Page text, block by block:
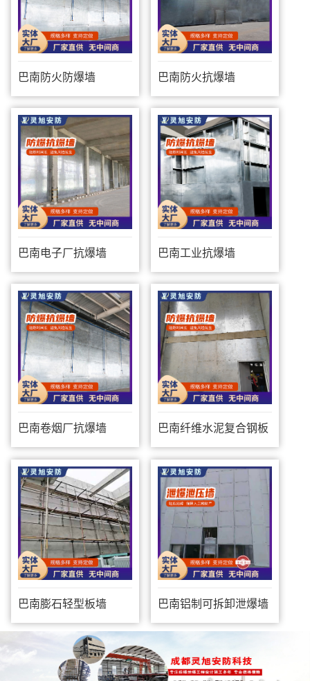
巴南防火防爆墙 巴南防火抗爆墙
巴南电子厂抗爆墙 巴南工业抗爆墙
巴南卷烟厂抗爆墙 巴南纤维水泥复合钢板
防爆墙
巴南膨石轻型板墙 巴南铝制可拆卸泄爆墙